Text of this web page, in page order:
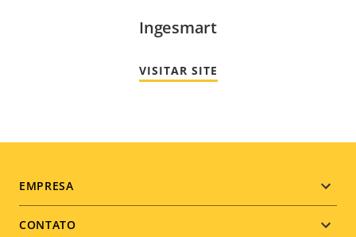
Ingesmart
VISITAR SITE
Footer
menu
EMPRESA
CONTATO